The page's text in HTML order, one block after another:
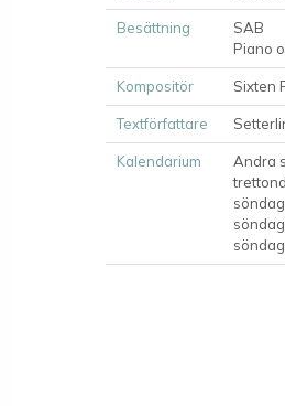
Besättning
SAB
Piano
Kompositör Sixten
Textförfattare
Kalendarium
Andra